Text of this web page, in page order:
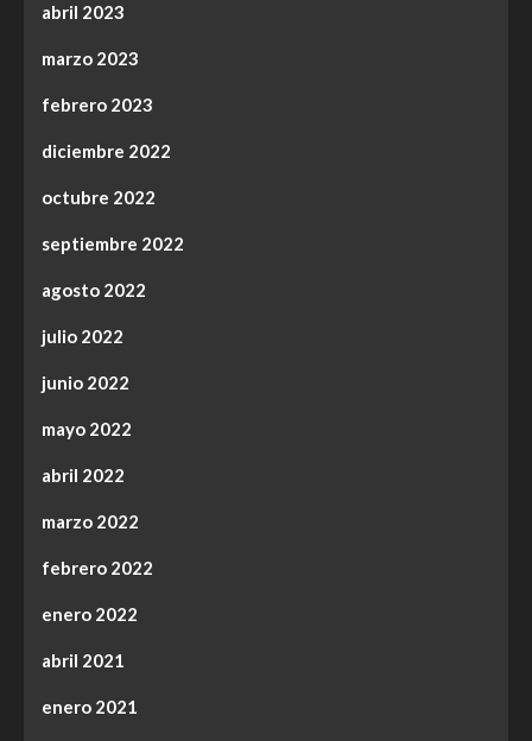
abril 2023
marzo 2023
febrero 2023
diciembre 2022
octubre 2022
septiembre 2022
agosto 2022
julio 2022
junio 2022
mayo 2022
abril 2022
marzo 2022
febrero 2022
enero 2022
abril 2021
enero 2021